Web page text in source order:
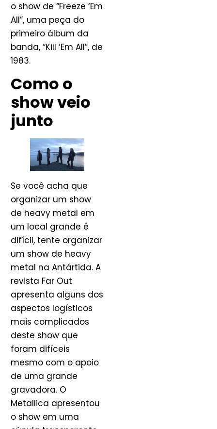
o show de “Freeze ‘Em
All”, uma peça do
primeiro álbum da
banda, “Kill ‘Em All”, de
1983.
Como o
show veio
junto
Se você acha que
organizar um show
de heavy metal em
um local grande é
difícil, tente organizar
um show de heavy
metal na Antártida. A
revista Far Out
apresenta alguns dos
aspectos logísticos
mais complicados
deste show que
foram difíceis
mesmo com o apoio
de uma grande
gravadora. O
Metallica apresentou
o show em uma